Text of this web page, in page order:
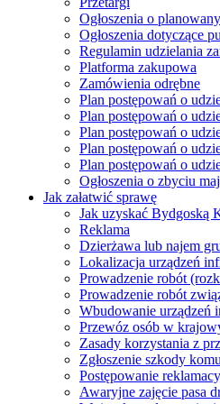
Ogłoszenia o
Ogłoszenia dotyczące
Regulamin udzielania
Platforma zakupowa
Zamówienia odrębne
Plan postępowań o
Plan postępowań o
Plan postępowań o
Plan postępowań o
Plan postępowań o
Ogłoszenia o zbyciu
Jak załatwić sprawę
Jak uzyskać Bydgoską
Reklama
Dzierżawa lub najem
Lokalizacja urządzeń
Prowadzenie robót
Prowadzenie robót
Wbudowanie urządzeń
Przewóz osób w
Zasady korzystania z
Zgłoszenie szkody
Postępowanie
Awaryjne zajęcie pasa